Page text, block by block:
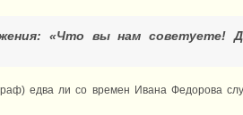
«Что вы нам советуете!
едва ли со времен Ивана Федорова